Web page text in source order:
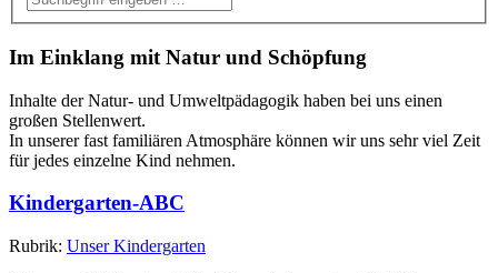
Im Einklang mit Natur und Schöpfung
Inhalte der Natur- und Umweltpädagogik haben bei uns einen
großen Stellenwert.
In unserer fast familiären Atmosphäre können wir uns sehr viel Zeit
für jedes einzelne Kind nehmen.
Kindergarten-ABC
Rubrik: Unser Kindergarten